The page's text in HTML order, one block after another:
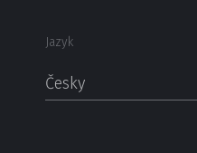
Jazyk
Česky